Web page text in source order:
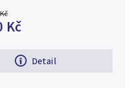
Kč
Detail